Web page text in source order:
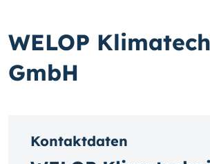
WELOP
GmbH
Kontaktdaten